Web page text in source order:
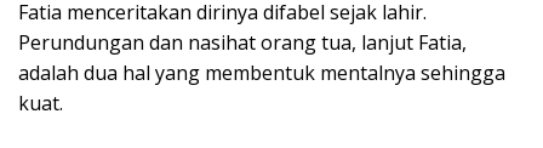
Fatia menceritakan dirinya difabel sejak lahir.
Perundungan dan nasihat orang tua, lanjut Fatia,
adalah dua hal yang membentuk mentalnya sehingga
kuat.